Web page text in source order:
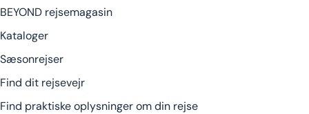
BEYOND rejsemagasin
Kataloger
Sæsonrejser
Find dit rejsevejr
Find praktiske oplysninger om din rejse